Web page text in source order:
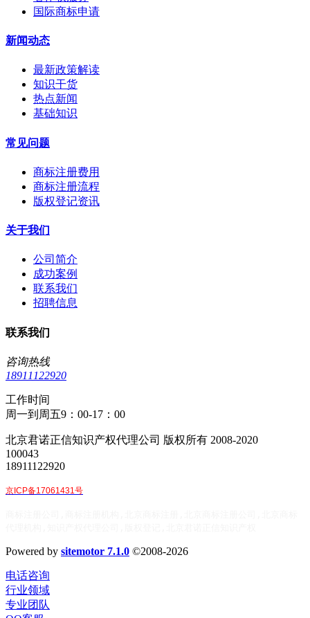
国际商标申请
新闻动态
最新政策解读
知识干货
热点新闻
基础知识
常见问题
商标注册费用
商标注册流程
版权登记资讯
关于我们
公司简介
成功案例
联系我们
招聘信息
联系我们
咨询热线
18911122920
工作时间
周一到周五9：00-17：00
北京君诺正信知识产权代理公司 版权所有 2008-2020
100043
18911122920
京ICP备17061431号
Powered by sitemotor 7.1.0 ©2008-2026
电话咨询
行业领域
专业团队